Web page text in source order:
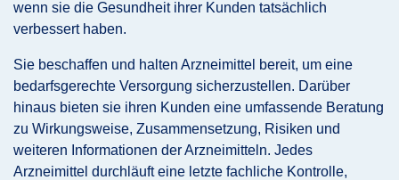
wenn sie die Gesundheit ihrer Kunden tatsächlich
verbessert haben.
Sie beschaffen und halten Arzneimittel bereit, um eine
bedarfsgerechte Versorgung sicherzustellen. Darüber
hinaus bieten sie ihren Kunden eine umfassende Beratung
zu Wirkungsweise, Zusammensetzung, Risiken und
weiteren Informationen der Arzneimitteln. Jedes
Arzneimittel durchläuft eine letzte fachliche Kontrolle,